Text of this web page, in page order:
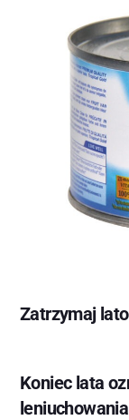
Zatrzymaj
Koniec lata